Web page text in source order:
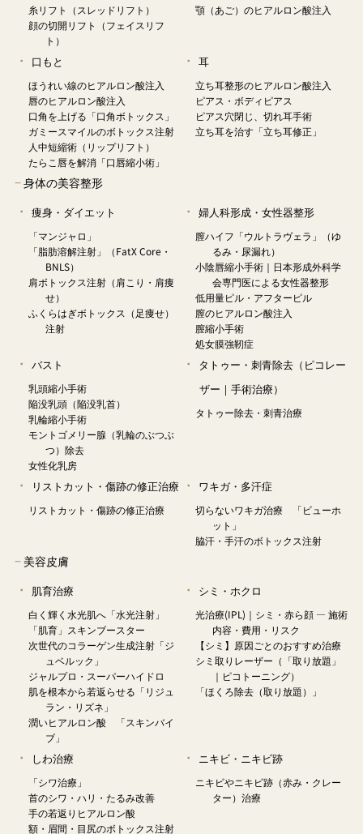
糸リフト（スレッドリフト）
顔の切開リフト（フェイスリフ
ト）
顎（あご）のヒアルロン酸注入
口もと
ほうれい線のヒアルロン酸注入
唇のヒアルロン酸注入
口角を上げる「口角ボトックス」
ガミースマイルのボトックス注射
人中短縮術（リップリフト）
たらこ唇を解消「口唇縮小術」
耳
立ち耳整形のヒアルロン酸注入
ピアス・ボディピアス
ピアス穴閉じ、切れ耳手術
立ち耳を治す「立ち耳修正」
−身体の美容整形
痩身・ダイエット
「マンジャロ」
「脂肪溶解注射」（FatX Core・
BNLS）
肩ボトックス注射（肩こり・肩痩
せ）
ふくらはぎボトックス（足痩せ）
注射
婦人科形成・女性器整形
膣ハイフ「ウルトラヴェラ」（ゆ
るみ・尿漏れ）
小陰唇縮小手術｜日本形成外科学
会専門医による女性器整形
低用量ピル・アフターピル
膣のヒアルロン酸注入
膣縮小手術
処女膜強靭症
バスト
乳頭縮小手術
陥没乳頭（陥没乳首）
乳輪縮小手術
モントゴメリー腺（乳輪のぶつぶ
つ）除去
女性化乳房
タトゥー・刺青除去（ピコレー
ザー｜手術治療）
タトゥー除去・刺青治療
リストカット・傷跡の修正治療
リストカット・傷跡の修正治療
ワキガ・多汗症
切らないワキガ治療 「ビューホ
ット」
脇汗・手汗のボトックス注射
−美容皮膚
肌育治療
白く輝く水光肌へ「水光注射」
「肌育」スキンブースター
次世代のコラーゲン生成注射「ジ
ュベルック」
ジャルプロ・スーパーハイドロ
肌を根本から若返らせる「リジュ
ラン・リズネ」
潤いヒアルロン酸 「スキンバイ
ブ」
シミ・ホクロ
光治療(IPL)｜シミ・赤ら顔 — 施術
内容・費用・リスク
【シミ】原因ごとのおすすめ治療
シミ取りレーザー（「取り放題」
｜ピコトーニング）
「ほくろ除去（取り放題）」
しわ治療
「シワ治療」
首のシワ・ハリ・たるみ改善
手の若返りヒアルロン酸
額・眉間・目尻のボトックス注射
ニキビ・ニキビ跡
ニキビやニキビ跡（赤み・クレー
ター）治療